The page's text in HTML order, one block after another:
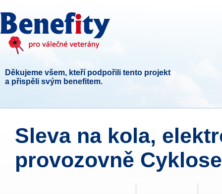
Děkujeme všem, kteří podpořili tento projekt
a přispěli svým benefitem.
Sleva na kola,
provozovně